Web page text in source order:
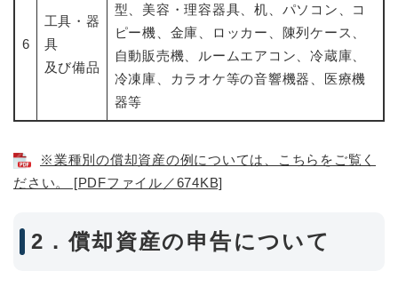
6
工具・器
具
及び備品
型、美容・理容器具、机、パソコン、コ
ピー機、金庫、ロッカー、陳列ケース、
自動販売機、ルームエアコン、冷蔵庫、
冷凍庫、カラオケ等の音響機器、医療機
器等
※業種別の償却資産の例については、こちらをご覧く
ださい。 [PDFファイル／674KB]
2．償却資産の申告について